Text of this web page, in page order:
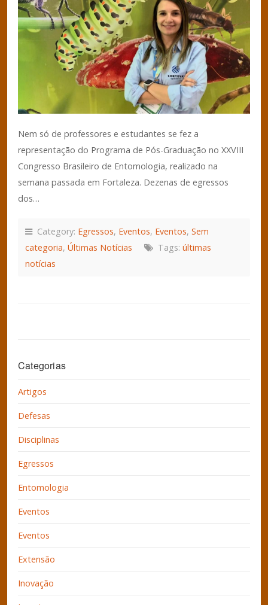
Nem só de professores e estudantes se fez a
representação do Programa de Pós-Graduação no XXVIII
Congresso Brasileiro de Entomologia, realizado na
semana passada em Fortaleza. Dezenas de egressos
dos…
Category: Egressos, Eventos, Eventos, Sem
categoria, Últimas Notícias Tags: últimas
notícias
Categorias
Artigos
Defesas
Disciplinas
Egressos
Entomologia
Eventos
Eventos
Extensão
Inovação